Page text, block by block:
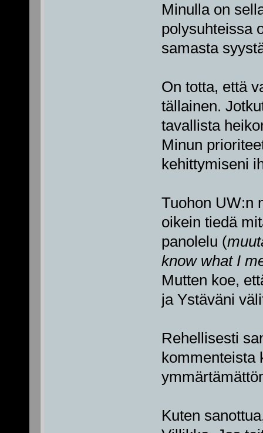
Minulla on
polysuhteissa
samasta
On totta, että
tällainen.
tavallista
Minun
kehittymiseni
Tuohon UW:n
oikein tiedä
panolelu (
know what I
Mutten koe,
ja Ystäväni
Rehellisesti
kommenteista
Kuten